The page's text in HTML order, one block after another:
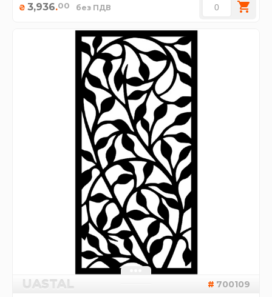
₴ 3,936.00 без ПДВ
UASTAL 700109